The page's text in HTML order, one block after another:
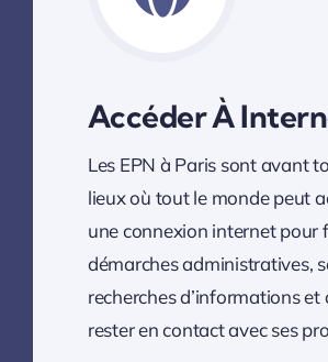
Accéder À
Les EPN à Paris sont avant
lieux où tout le monde peut
une connexion internet pour
démarches administratives,
recherches d’informations et
rester en contact avec ses